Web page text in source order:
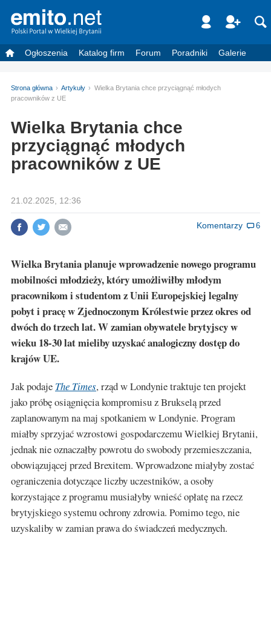
Ogłoszenia Katalog firm Forum Poradniki Galerie
Strona główna Artykuły
Wielka Brytania chce przyciągnąć młodych
pracowników z UE
Wielka Brytania chce
przyciągnąć młodych
pracowników z UE
21.02.2025, 12:36
Komentarzy 6
Wielka Brytania planuje wprowadzenie nowego programu
mobilności młodzieży, który umożliwiłby młodym
pracownikom i studentom z Unii Europejskiej legalny
pobyt i pracę w Zjednoczonym Królestwie przez okres od
dwóch do trzech lat. W zamian obywatele brytyjscy w
wieku 18-30 lat mieliby uzyskać analogiczny dostęp do
krajów UE.
Jak podaje The Times, rząd w Londynie traktuje ten projekt
jako próbę osiągnięcia kompromisu z Brukselą przed
zaplanowanym na maj spotkaniem w Londynie. Program
miałby sprzyjać wzrostowi gospodarczemu Wielkiej Brytanii,
jednak nie oznaczałby powrotu do swobody przemieszczania,
obowiązującej przed Brexitem. Wprowadzone miałyby zostać
ograniczenia dotyczące liczby uczestników, a osoby
korzystające z programu musiałyby wnieść opłatę na rzecz
brytyjskiego systemu ochrony zdrowia. Pomimo tego, nie
uzyskaliby w zamian prawa do świadczeń medycznych.